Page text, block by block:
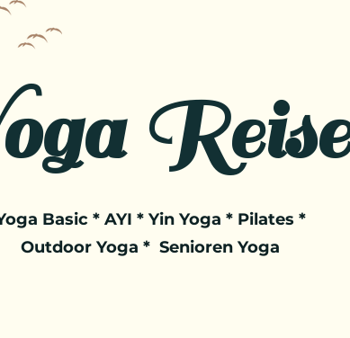
Reise
Basic * AYI * Yin Yoga * Pilates *
Outdoor Yoga * Senioren Yoga